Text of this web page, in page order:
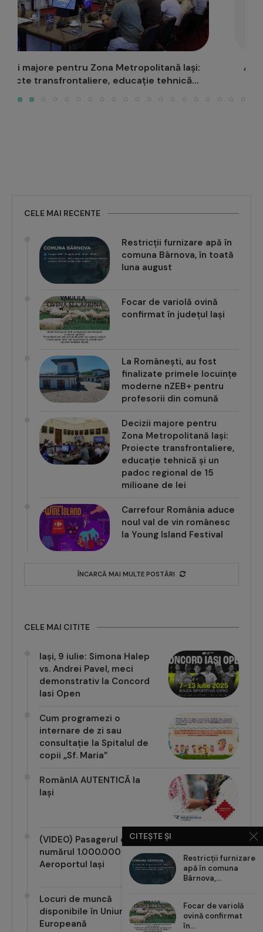
A durat doar câteva ore: Ministrul Educației a
venit la...
CELE MAI RECENTE
Restricții furnizare apă în
comuna Bârnova, în toată
luna august
Focar de variolă ovină
confirmat în județul Iași
La Românești, au fost
finalizate primele locuințe
moderne nZEB+ pentru
profesorii din comună
Decizii majore pentru
Zona Metropolitană Iași:
Proiecte transfrontaliere,
educație tehnică și un
padoc regional de 15
milioane de lei
Carrefour România aduce
noul val de vin românesc
la Young Island Festival
ÎNCARCĂ MAI MULTE POSTĂRI
CELE MAI CITITE
Iași, 9 iulie: Simona Halep
vs. Andrei Pavel, meci
demonstrativ la Concord
Iasi Open
Cum programezi o
internare de zi sau
consultație la Spitalul de
copii „Sf. Maria”
RomânIA AUTENTICĂ la
Iași
(VIDEO) Pasagerul cu
numărul 1.000.000 pe
Aeroportul Iași
Locuri de muncă
disponibile în Uniunea
Europeană
CITEȘTE ȘI
Restricții furnizare
apă în comuna
Bârnova,...
Focar de variolă
ovină confirmat
în...